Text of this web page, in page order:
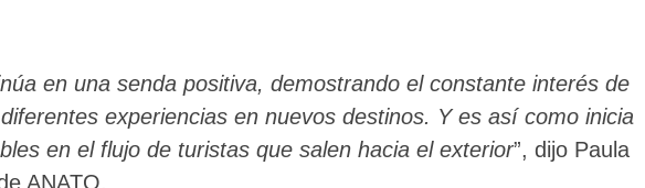
en una senda positiva, demostrando el constante interés de
experiencias en nuevos destinos. Y es así como inicia
en el flujo de turistas que salen hacia el exterior”, dijo Paula
ANATO.